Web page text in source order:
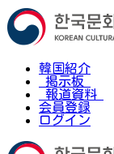
韓国紹介
掲示板
報道資料
会員登録
ログイン